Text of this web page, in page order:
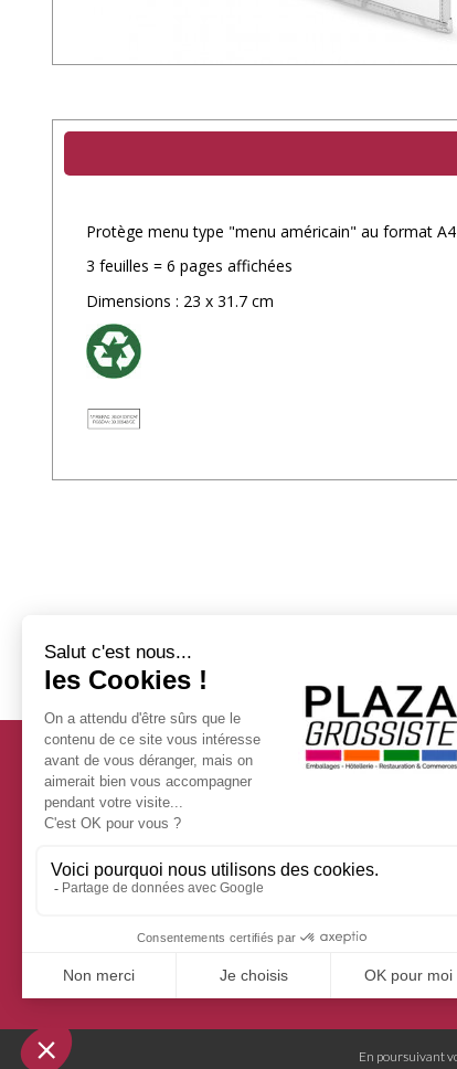
Protège menu type "menu américain" au format
3 feuilles = 6 pages affichées
Dimensions : 23 x 31.7 cm
Services
Personnalisez
Spécificité des
Livraison Express
Vaisselle jetable
Emballages
En poursuivant